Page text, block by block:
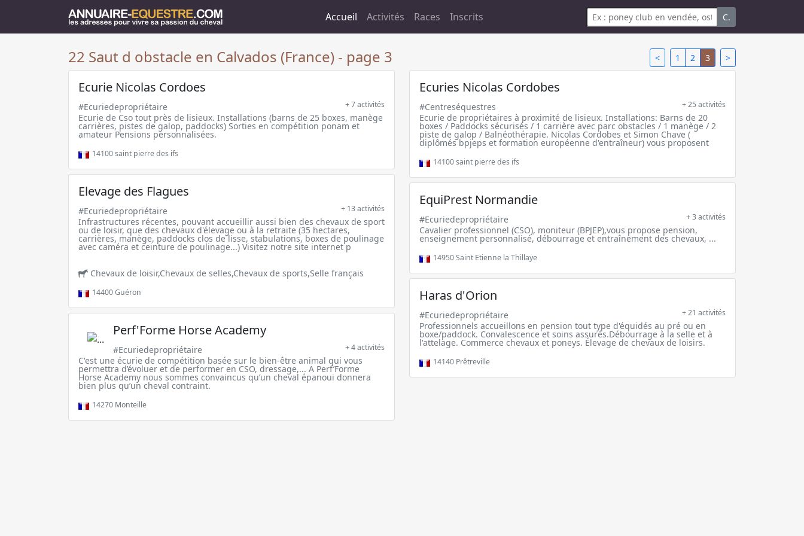
Accueil Activités Races Inscrits C.
< 1 2 3 >
22 Saut d obstacle en Calvados (France) - page 3
Ecurie Nicolas Cordoes
#Ecuriedepropriétaire + 7 activités
Ecurie de Cso tout près de lisieux. Installations (barns de 25 boxes, manège
carrières, pistes de galop, paddocks) Sorties en compétition ponam et
amateur Pensions personnalisées.
14100saint pierre des ifs
Ecuries Nicolas Cordobes
#Centreséquestres + 25 activités
Ecurie de propriétaires à proximité de lisieux. Installations: Barns de 20
boxes / Paddocks sécurisés / 1 carrière avec parc obstacles / 1 manège / 2
piste de galop / Balnéothérapie. Nicolas Cordobes et Simon Chave (
diplômés bpjeps et formation européenne d'entraîneur) vous proposent
14100saint pierre des ifs
Elevage des Flagues
#Ecuriedepropriétaire + 13 activités
Infrastructures récentes, pouvant accueillir aussi bien des chevaux de sport
ou de loisir, que des chevaux d'élevage ou à la retraite (35 hectares,
carrières, manège, paddocks clos de lisse, stabulations, boxes de poulinage
avec caméra et ceinture de poulinage...) Visitez notre site internet p
Chevaux de loisir,Chevaux de selles,Chevaux de sports,Selle français
14400Guéron
EquiPrest Normandie
#Ecuriedepropriétaire + 3 activités
Cavalier professionnel (CSO), moniteur (BPJEP),vous propose pension,
enseignement personnalisé, débourrage et entraînement des chevaux, ...
14950Saint Etienne la Thillaye
Haras d'Orion
#Ecuriedepropriétaire + 21 activités
Professionnels accueillons en pension tout type d'équidés au pré ou en
boxe/paddock. Convalescence et soins assurés.Débourrage à la selle et à
l'attelage. Commerce chevaux et poneys. Élevage de chevaux de loisirs.
14140 Prêtreville
Perf'Forme Horse Academy
#Ecuriedepropriétaire + 4 activités
C'est une écurie de compétition basée sur le bien-être animal qui vous
permettra d’évoluer et de performer en CSO, dressage,... A Perf’Forme
Horse Academy nous sommes convaincus qu’un cheval épanoui donnera
bien plus qu’un cheval contraint.
14270 Monteille